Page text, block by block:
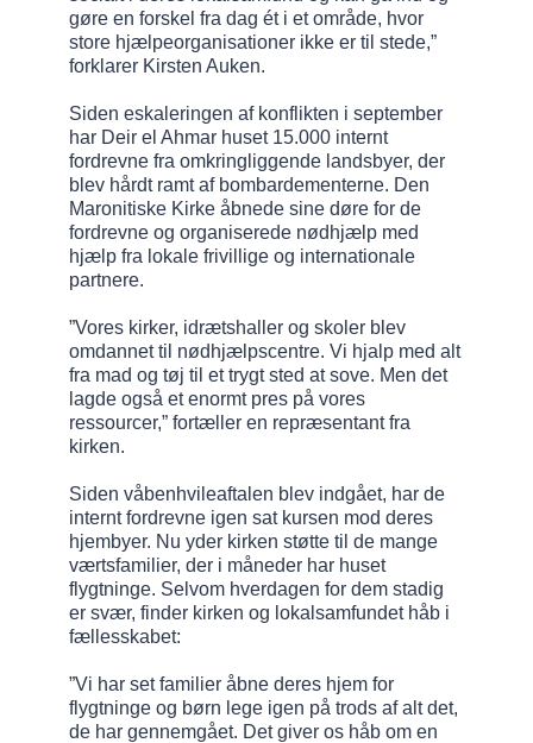
gøre en forskel fra dag ét i et område, hvor
store hjælpeorganisationer ikke er til stede,”
forklarer Kirsten Auken.
Siden eskaleringen af konflikten i september
har Deir el Ahmar huset 15.000 internt
fordrevne fra omkringliggende landsbyer, der
blev hårdt ramt af bombardementerne. Den
Maronitiske Kirke åbnede sine døre for de
fordrevne og organiserede nødhjælp med
hjælp fra lokale frivillige og internationale
partnere.
”Vores kirker, idrætshaller og skoler blev
omdannet til nødhjælpscentre. Vi hjalp med alt
fra mad og tøj til et trygt sted at sove. Men det
lagde også et enormt pres på vores
ressourcer,” fortæller en repræsentant fra
kirken.
Siden våbenhvileaftalen blev indgået, har de
internt fordrevne igen sat kursen mod deres
hjembyer. Nu yder kirken støtte til de mange
værtsfamilier, der i måneder har huset
flygtninge. Selvom hverdagen for dem stadig
er svær, finder kirken og lokalsamfundet håb i
fællesskabet:
”Vi har set familier åbne deres hjem for
flygtninge og børn lege igen på trods af alt det,
de har gennemgået. Det giver os håb om en